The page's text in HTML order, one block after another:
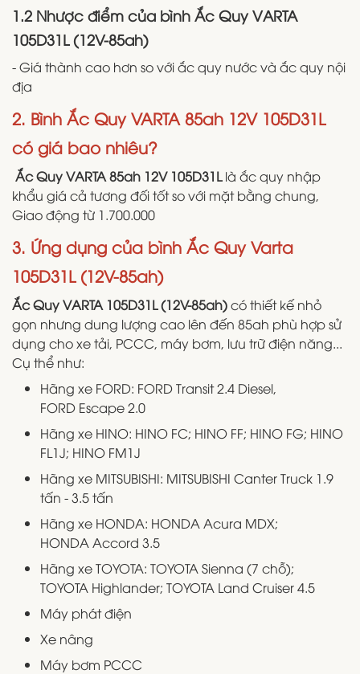
1.2 Nhược điểm của bình Ắc Quy VARTA
105D31L (12V-85ah)
- Giá thành cao hơn so với ắc quy nước và ắc quy nội
địa
2. Bình Ắc Quy VARTA 85ah 12V 105D31L
có giá bao nhiêu?
Ắc Quy VARTA 85ah 12V 105D31Llà ắc quy nhập
khẩu giá cả tương đối tốt so với mặt bằng chung,
Giao động từ 1.700.000
3. Ứng dụng của bình Ắc Quy Varta
105D31L (12V-85ah)
Ắc Quy VARTA 105D31L (12V-85ah)có thiết kế nhỏ
gọn nhưng dung lượng cao lên đến 85ah phù hợp sử
dụng cho xe tải, PCCC, máy bơm, lưu trữ điện năng...
Cụ thể như:
Hãng xe FORD: FORD Transit 2.4 Diesel,
FORD Escape 2.0
Hãng xe HINO: HINO FC; HINO FF; HINO FG; HINO
FL1J; HINO FM1J
Hãng xe MITSUBISHI: MITSUBISHI Canter Truck 1.9
tấn - 3.5 tấn
Hãng xe HONDA: HONDA Acura MDX;
HONDA Accord 3.5
Hãng xe TOYOTA: TOYOTA Sienna (7 chỗ);
TOYOTA Highlander; TOYOTA Land Cruiser 4.5
Máy phát điện
Xe nâng
Máy bơm PCCC